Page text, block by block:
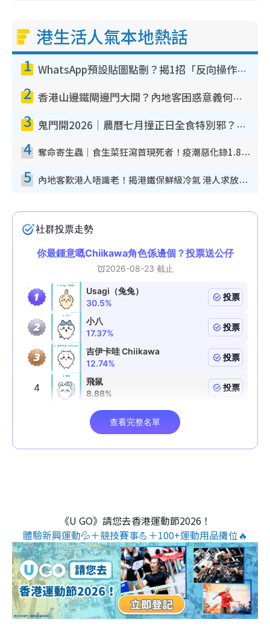
港生活人氣本地熱話
1 WhatsApp預設貼圖點刪？揭1招「反向操作」還原簡潔介面 附3步實測教學
2 香港山邊鐵閘邊門大開？內地客困惑意義何在！網民神回覆：呢種叫法理性防禦
3 鬼門開2026｜農曆七月撞正日全食特別邪？專家警告切忌做一事！揭4大禁忌+2招保平安
4 奪命寄生蟲｜食生菜狂瀉首現死者！疫潮惡化錄1.8萬宗病例 揭洗菜3大謬誤
5 內地客歎港人唔識老！揭港鐵保鮮級冷氣 港人求放過：咪投訴
《U GO》請您去香港運動節2026！
體驗新興運動💦＋競技賽事💪＋100+運動用品攤位🔥